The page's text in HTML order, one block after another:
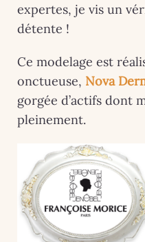
expertes, je vis un
détente !
Ce modelage est
onctueuse, Nova
gorgée d’actifs dont
pleinement.